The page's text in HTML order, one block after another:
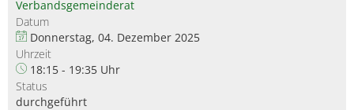
Verbandsgemeinderat
Datum
Donnerstag, 04. Dezember 2025
Uhrzeit
18:15 - 19:35 Uhr
Status
durchgeführt